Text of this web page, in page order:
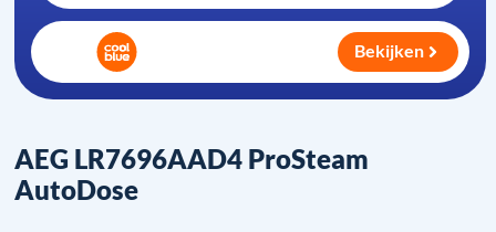
AEG LR7696AAD4 ProSteam
AutoDose
Bekijken